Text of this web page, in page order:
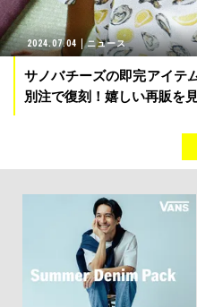
2024.07.04 ニュース
サノバチーズの即完アイテ
別注で復刻！嬉しい再販を